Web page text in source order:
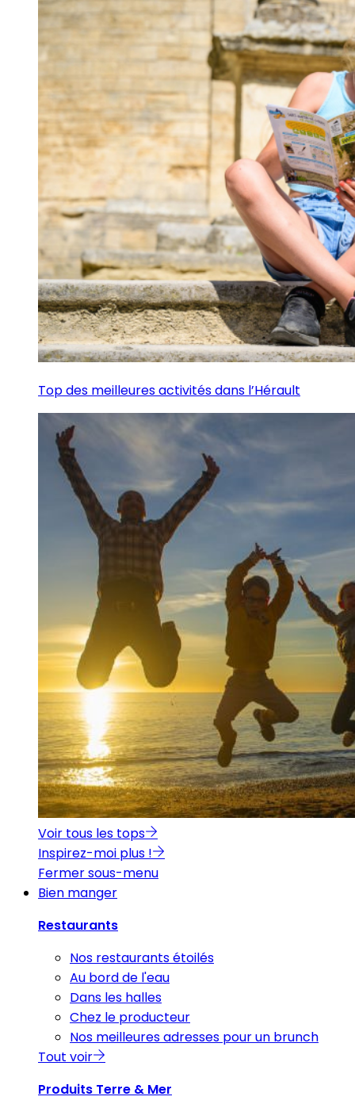
Top des meilleures activités dans l’Hérault
Voir tous les tops
Inspirez-moi plus !
Fermer sous-menu
Bien manger
Restaurants
Nos restaurants étoilés
Au bord de l'eau
Dans les halles
Chez le producteur
Nos meilleures adresses pour un brunch
Tout voir
Produits Terre & Mer